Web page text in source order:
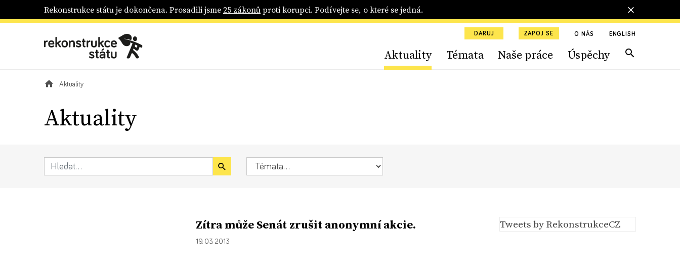
Rekonstrukce státu je dokončena. Prosadili jsme25 zákonůproti korupci. Podívejte se, o které se jedná.
DARUJ ZAPOJ SE O NÁS ENGLISH
Aktuality Témata Naše práce Úspěchy
Aktuality
Aktuality
Zítra může Senát zrušit anonymní akcie.
19. 03. 2013
Tweets by RekonstrukceCZ